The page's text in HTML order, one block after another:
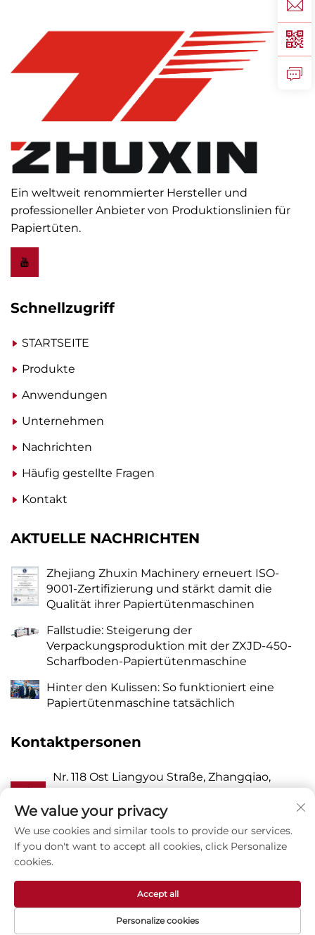
Ein weltweit renommierter Hersteller und
professioneller Anbieter von Produktionslinien für
Papiertüten.
Schnellzugriff
STARTSEITE
Produkte
Anwendungen
Unternehmen
Nachrichten
Häufig gestellte Fragen
Kontakt
AKTUELLE NACHRICHTEN
Zhejiang Zhuxin Machinery erneuert ISO-
9001-Zertifizierung und stärkt damit die
Qualität ihrer Papiertütenmaschinen
Fallstudie: Steigerung der
Verpackungsproduktion mit der ZXJD-450-
Scharfboden-Papiertütenmaschine
Hinter den Kulissen: So funktioniert eine
Papiertütenmaschine tatsächlich
Kontaktpersonen
Ein
Nr. 118 Ost Liangyou Straße, Zhangqiao,
Wanquan Stadt, Pingyang, Wenzhou Stadt,
Zhejiang P.R. China 325409
P 8615988795434
Copyright © Zhejiang Zhuxin Machinery Co., Ltd -
We value your privacy
We use cookies and similar tools to provide our services.
If you don't want to accept all cookies, click Personalize
cookies.
Personalize cookies
Accept all